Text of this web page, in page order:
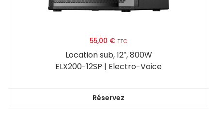
55,00 € TTC
Location sub, 12″, 800W
ELX200-12SP | Electro-Voice
Réservez